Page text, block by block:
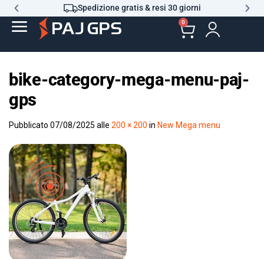
Spedizione gratis & resi 30 giorni
0
bike-category-mega-menu-paj-
gps
Pubblicato 07/08/2025 alle 200 × 200 in New Mega menu